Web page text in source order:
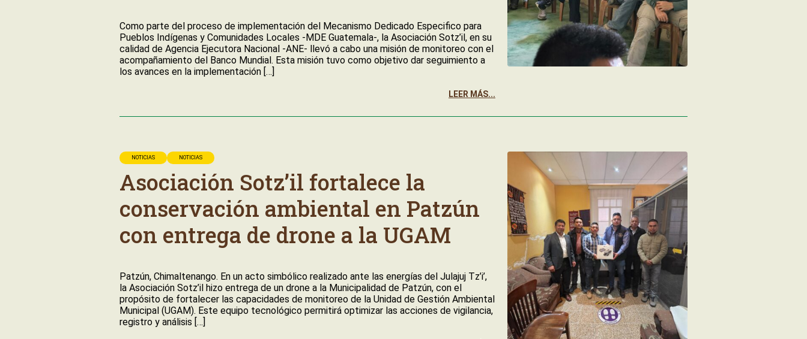
Como parte del proceso de implementación del Mecanismo Dedicado Especifico para
Pueblos Indígenas y Comunidades Locales -MDE Guatemala-, la Asociación Sotz’il, en su
calidad de Agencia Ejecutora Nacional -ANE- llevó a cabo una misión de monitoreo con el
acompañamiento del Banco Mundial. Esta misión tuvo como objetivo dar seguimiento a
los avances en la implementación […]
LEER MÁS...
NOTICIAS NOTICIAS
Asociación Sotz’il fortalece la
conservación ambiental en Patzún
con entrega de drone a la UGAM
Patzún, Chimaltenango. En un acto simbólico realizado ante las energías del Julajuj Tz’i’,
la Asociación Sotz’il hizo entrega de un drone a la Municipalidad de Patzún, con el
propósito de fortalecer las capacidades de monitoreo de la Unidad de Gestión Ambiental
Municipal (UGAM). Este equipo tecnológico permitirá optimizar las acciones de vigilancia,
registro y análisis […]